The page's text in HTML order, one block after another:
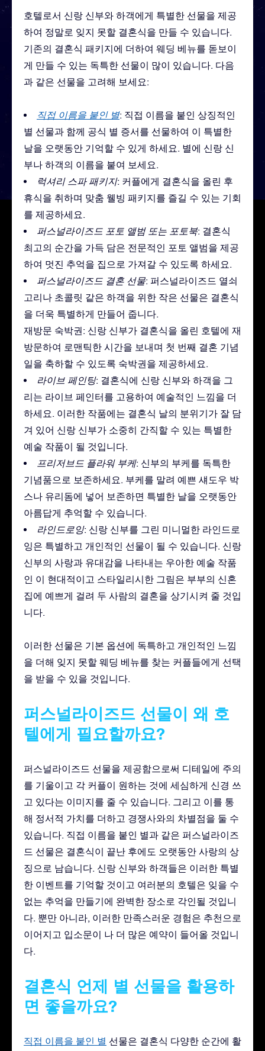
호텔로서 신랑 신부와 하객에게 특별한 선물을 제공
하여 정말로 잊지 못할 결혼식을 만들 수 있습니다.
기존의 결혼식 패키지에 더하여 웨딩 베뉴를 돋보이
게 만들 수 있는 독특한 선물이 많이 있습니다. 다음
과 같은 선물을 고려해 보세요:
직접 이름을 붙인 별: 직접 이름을 붙인 상징적인
별 선물과 함께 공식 별 증서를 선물하여 이 특별한
날을 오랫동안 기억할 수 있게 하세요. 별에 신랑 신
부나 하객의 이름을 붙여 보세요.
럭셔리 스파 패키지: 커플에게 결혼식을 올린 후
휴식을 취하며 맞춤 웰빙 패키지를 즐길 수 있는 기회
를 제공하세요.
퍼스널라이즈드 포토 앨범 또는 포토북: 결혼식
최고의 순간을 가득 담은 전문적인 포토 앨범을 제공
하여 멋진 추억을 집으로 가져갈 수 있도록 하세요.
퍼스널라이즈드 결혼 선물: 퍼스널라이즈드 열쇠
고리나 초콜릿 같은 하객을 위한 작은 선물은 결혼식
을 더욱 특별하게 만들어 줍니다.
재방문 숙박권: 신랑 신부가 결혼식을 올린 호텔에 재
방문하여 로맨틱한 시간을 보내며 첫 번째 결혼 기념
일을 축하할 수 있도록 숙박권을 제공하세요.
라이브 페인팅: 결혼식에 신랑 신부와 하객을 그
리는 라이브 페인터를 고용하여 예술적인 느낌을 더
하세요. 이러한 작품에는 결혼식 날의 분위기가 잘 담
겨 있어 신랑 신부가 소중히 간직할 수 있는 특별한
예술 작품이 될 것입니다.
프리저브드 플라워 부케: 신부의 부케를 독특한
기념품으로 보존하세요. 부케를 말려 예쁜 섀도우 박
스나 유리돔에 넣어 보존하면 특별한 날을 오랫동안
아름답게 추억할 수 있습니다.
라인드로잉: 신랑 신부를 그린 미니멀한 라인드로
잉은 특별하고 개인적인 선물이 될 수 있습니다. 신랑
신부의 사랑과 유대감을 나타내는 우아한 예술 작품
인 이 현대적이고 스타일리시한 그림은 부부의 신혼
집에 예쁘게 걸려 두 사람의 결혼을 상기시켜 줄 것입
니다.
이러한 선물은 기본 옵션에 독특하고 개인적인 느낌
을 더해 잊지 못할 웨딩 베뉴를 찾는 커플들에게 선택
을 받을 수 있을 것입니다.
퍼스널라이즈드 선물이 왜 호
텔에게 필요할까요?
퍼스널라이즈드 선물을 제공함으로써 디테일에 주의
를 기울이고 각 커플이 원하는 것에 세심하게 신경 쓰
고 있다는 이미지를 줄 수 있습니다. 그리고 이를 통
해 정서적 가치를 더하고 경쟁사와의 차별점을 둘 수
있습니다. 직접 이름을 붙인 별과 같은 퍼스널라이즈
드 선물은 결혼식이 끝난 후에도 오랫동안 사랑의 상
징으로 남습니다. 신랑 신부와 하객들은 이러한 특별
한 이벤트를 기억할 것이고 여러분의 호텔은 잊을 수
없는 추억을 만들기에 완벽한 장소로 각인될 것입니
다. 뿐만 아니라, 이러한 만족스러운 경험은 추천으로
이어지고 입소문이 나 더 많은 예약이 들어올 것입니
다.
결혼식 언제 별 선물을 활용하
면 좋을까요?
직접 이름을 붙인 별 선물은 결혼식 다양한 순간에 활